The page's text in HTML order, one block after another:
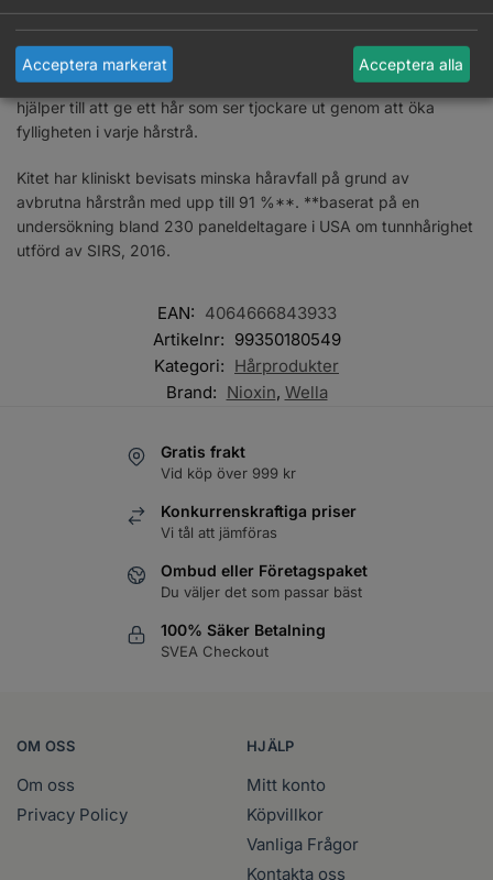
hjälper till att ge håret motståndskraft samtidigt som det
Nioxin Scalp & Hair Treatment fräschar upp hårbotten och
hjälper till att ge ett hår som ser tjockare ut genom att öka
fylligheten i varje hårstrå.
Kitet har kliniskt bevisats minska håravfall på grund av
avbrutna hårstrån med upp till 91 %**. **baserat på en
undersökning bland 230 paneldeltagare i USA om tunnhårighet
utförd av SIRS, 2016.
EAN: 4064666843933
Artikelnr: 99350180549
Kategori: Hårprodukter
Brand: Nioxin, Wella
Gratis frakt
Vid köp över 999 kr
Konkurrenskraftiga priser
Vi tål att jämföras
Ombud eller Företagspaket
Du väljer det som passar bäst
100% Säker Betalning
SVEA Checkout
OM OSS
Om oss
Privacy Policy
HJÄLP
Mitt konto
Köpvillkor
Vanliga Frågor
Kontakta oss
Acceptera markerat Acceptera alla